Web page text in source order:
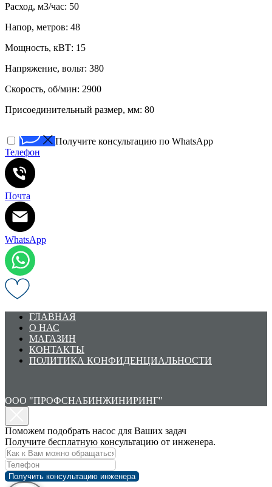
Расход, м3/час: 50
Напор, метров: 48
Мощность, кВТ: 15
Напряжение, вольт: 380
Скорость, об/мин: 2900
Присоединительный размер, мм: 80
Получите консультацию по WhatsApp
Телефон
Почта
WhatsApp
ГЛАВНАЯ
О НАС
МАГАЗИН
КОНТАКТЫ
ПОЛИТИКА КОНФИДЕНЦИАЛЬНОСТИ
ООО "ПРОФСНАБИНЖИНИРИНГ"
Поможем подобрать насос для Ваших задач
Получите бесплатную консультацию от инженера.
Получить консультацию инженера